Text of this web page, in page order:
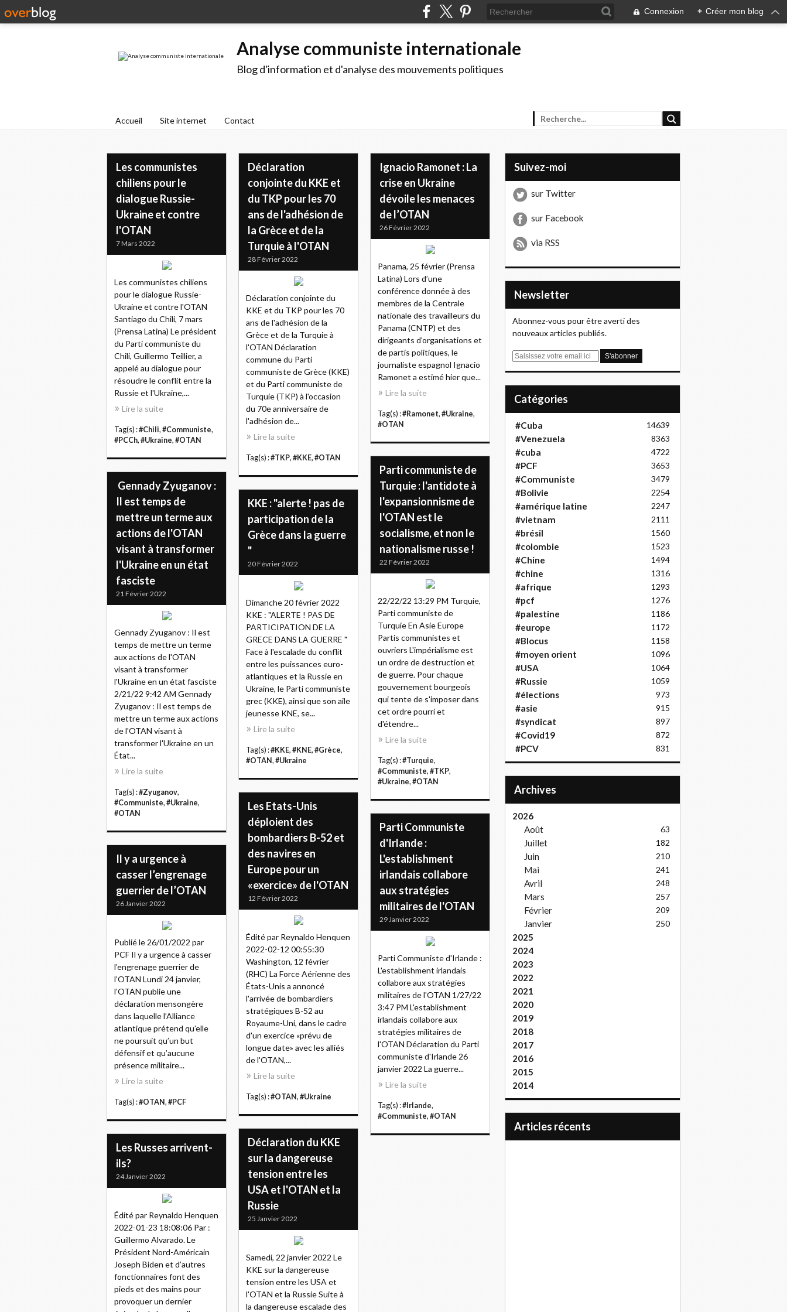
Connexion + Créer mon blog
Analyse communiste internationale
Blog d'information et d'analyse des mouvements politiques
Accueil Site internet Contact
Les communistes
chiliens pour le
dialogue Russie-
Ukraine et contre
l'OTAN
7 Mars 2022
Les communistes chiliens
pour le dialogue Russie-
Ukraine et contre l'OTAN
Santiago du Chili, 7 mars
(Prensa Latina) Le président
du Parti communiste du
Chili, Guillermo Teillier, a
appelé au dialogue pour
résoudre le conflit entre la
Russie et l'Ukraine,...
Lire la suite
Tag(s) :#Chili, #Communiste,
#PCCh, #Ukraine, #OTAN
Déclaration
conjointe du KKE et
du TKP pour les 70
ans de l'adhésion de
la Grèce et de la
Turquie à l'OTAN
28 Février 2022
Déclaration conjointe du
KKE et du TKP pour les 70
ans de l'adhésion de la
Grèce et de la Turquie à
l'OTAN Déclaration
commune du Parti
communiste de Grèce (KKE)
et du Parti communiste de
Turquie (TKP) à l'occasion
du 70e anniversaire de
l'adhésion de...
Lire la suite
Tag(s) :#TKP, #KKE, #OTAN
Ignacio Ramonet : La
crise en Ukraine
dévoile les menaces
de l’OTAN
26 Février 2022
Panama, 25 février (Prensa
Latina) Lors d’une
conférence donnée à des
membres de la Centrale
nationale des travailleurs du
Panama (CNTP) et des
dirigeants d’organisations et
de partis politiques, le
journaliste espagnol Ignacio
Ramonet a estimé hier que...
Lire la suite
Tag(s) :#Ramonet, #Ukraine,
#OTAN
Parti communiste de
Turquie : l'antidote à
l'expansionnisme de
l'OTAN est le
socialisme, et non le
nationalisme russe !
22 Février 2022
22/22/22 13:29 PM Turquie,
Parti communiste de
Turquie En Asie Europe
Partis communistes et
ouvriers L'impérialisme est
un ordre de destruction et
de guerre. Pour chaque
gouvernement bourgeois
qui tente de s'imposer dans
cet ordre pourri et
d'étendre...
Lire la suite
Tag(s) :#Turquie,
#Communiste, #TKP,
#Ukraine, #OTAN
Gennady Zyuganov :
Il est temps de
mettre un terme aux
actions de l'OTAN
visant à transformer
l'Ukraine en un état
fasciste
21 Février 2022
Gennady Zyuganov : Il est
temps de mettre un terme
aux actions de l'OTAN
visant à transformer
l'Ukraine en un état fasciste
2/21/22 9:42 AM Gennady
Zyuganov : Il est temps de
mettre un terme aux actions
de l'OTAN visant à
transformer l'Ukraine en un
État...
Lire la suite
Tag(s) :#Zyuganov,
#Communiste, #Ukraine,
#OTAN
KKE : "alerte ! pas de
participation de la
Grèce dans la guerre
"
20 Février 2022
Dimanche 20 février 2022
KKE : "ALERTE ! PAS DE
PARTICIPATION DE LA
GRECE DANS LA GUERRE "
Face à l'escalade du conflit
entre les puissances euro-
atlantiques et la Russie en
Ukraine, le Parti communiste
grec (KKE), ainsi que son aile
jeunesse KNE, se...
Lire la suite
Tag(s) :#KKE, #KNE, #Grèce,
#OTAN, #Ukraine
Les Etats-Unis
déploient des
bombardiers B-52 et
des navires en
Europe pour un
«exercice» de l'OTAN
12 Février 2022
Édité par Reynaldo Henquen
2022-02-12 00:55:30
Washington, 12 février
(RHC) La Force Aérienne des
États-Unis a annoncé
l'arrivée de bombardiers
stratégiques B-52 au
Royaume-Uni, dans le cadre
d'un exercice «prévu de
longue date» avec les alliés
de l'OTAN,...
Lire la suite
Tag(s) :#OTAN, #Ukraine
Parti Communiste
d'Irlande :
L'establishment
irlandais collabore
aux stratégies
militaires de l'OTAN
29 Janvier 2022
Parti Communiste d'Irlande :
L'establishment irlandais
collabore aux stratégies
militaires de l'OTAN 1/27/22
3:47 PM L'establishment
irlandais collabore aux
stratégies militaires de
l'OTAN Déclaration du Parti
communiste d'Irlande 26
janvier 2022 La guerre...
Lire la suite
Tag(s) :#Irlande,
#Communiste, #OTAN
Il y a urgence à
casser l’engrenage
guerrier de l’OTAN
26 Janvier 2022
Publié le 26/01/2022 par
PCF Il y a urgence à casser
l’engrenage guerrier de
l’OTAN Lundi 24 janvier,
l’OTAN publie une
déclaration mensongère
dans laquelle l’Alliance
atlantique prétend qu’elle
ne poursuit qu’un but
défensif et qu’aucune
présence militaire...
Lire la suite
Tag(s) :#OTAN, #PCF
Déclaration du KKE
sur la dangereuse
tension entre les
USA et l'OTAN et la
Russie
25 Janvier 2022
Samedi, 22 janvier 2022 Le
KKE sur la dangereuse
tension entre les USA et
l'OTAN et la Russie Suite à
la dangereuse escalade des
Les Russes arrivent-
ils?
24 Janvier 2022
Édité par Reynaldo Henquen
2022-01-23 18:08:06 Par :
Guillermo Alvarado. Le
Président Nord-Américain
Joseph Biden et d’autres
fonctionnaires font des
pieds et des mains pour
provoquer un dernier
Suivez-moi
sur Twitter
sur Facebook
via RSS
Newsletter
Abonnez-vous pour être averti des
nouveaux articles publiés.
E
Catégories
#Cuba 14639
#Venezuela 8363
#cuba 4722
#PCF 3653
#Communiste 3479
#Bolivie 2254
#amérique latine 2247
#vietnam 2111
#brésil 1560
#colombie 1523
#Chine 1494
#chine 1316
#afrique 1293
#pcf 1276
#palestine 1186
#europe 1172
#Blocus 1158
#moyen orient 1096
#USA 1064
#Russie 1059
#élections 973
#asie 915
#syndicat 897
#Covid19 872
#PCV 831
Archives
2026
Août
63
Juillet 182
Juin 210
Mai 241
Avril 248
Mars 257
Février 209
Janvier 250
2025
2024
2023
2022
2021
2020
2019
2018
2017
2016
2015
2014
articles récents